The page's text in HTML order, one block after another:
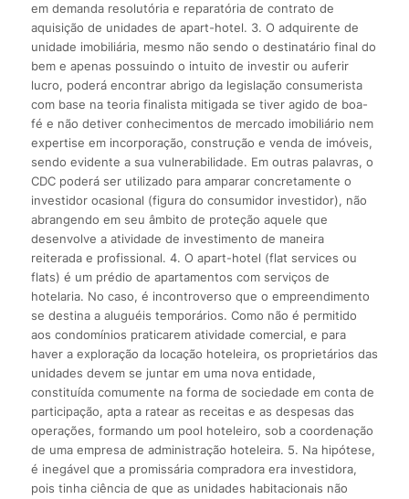
em demanda resolutória e reparatória de contrato de
aquisição de unidades de apart-hotel. 3. O adquirente de
unidade imobiliária, mesmo não sendo o destinatário final do
bem e apenas possuindo o intuito de investir ou auferir
lucro, poderá encontrar abrigo da legislação consumerista
com base na teoria finalista mitigada se tiver agido de boa-
fé e não detiver conhecimentos de mercado imobiliário nem
expertise em incorporação, construção e venda de imóveis,
sendo evidente a sua vulnerabilidade. Em outras palavras, o
CDC poderá ser utilizado para amparar concretamente o
investidor ocasional (figura do consumidor investidor), não
abrangendo em seu âmbito de proteção aquele que
desenvolve a atividade de investimento de maneira
reiterada e profissional. 4. O apart-hotel (flat services ou
flats) é um prédio de apartamentos com serviços de
hotelaria. No caso, é incontroverso que o empreendimento
se destina a aluguéis temporários. Como não é permitido
aos condomínios praticarem atividade comercial, e para
haver a exploração da locação hoteleira, os proprietários das
unidades devem se juntar em uma nova entidade,
constituída comumente na forma de sociedade em conta de
participação, apta a ratear as receitas e as despesas das
operações, formando um pool hoteleiro, sob a coordenação
de uma empresa de administração hoteleira. 5. Na hipótese,
é inegável que a promissária compradora era investidora,
pois tinha ciência de que as unidades habitacionais não